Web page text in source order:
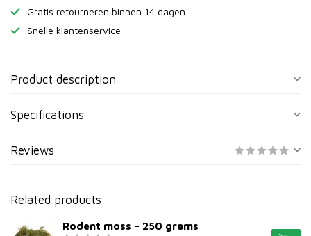
Gratis retourneren binnen 14 dagen
Snelle klantenservice
Product description
Specifications
Reviews
Related products
Rodent moss – 250 grams